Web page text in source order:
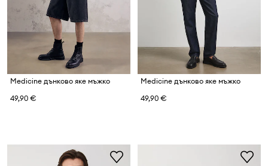
Medicine дънково яке мъжко
49,90 €
Medicine дънково яке мъжко
49,90 €